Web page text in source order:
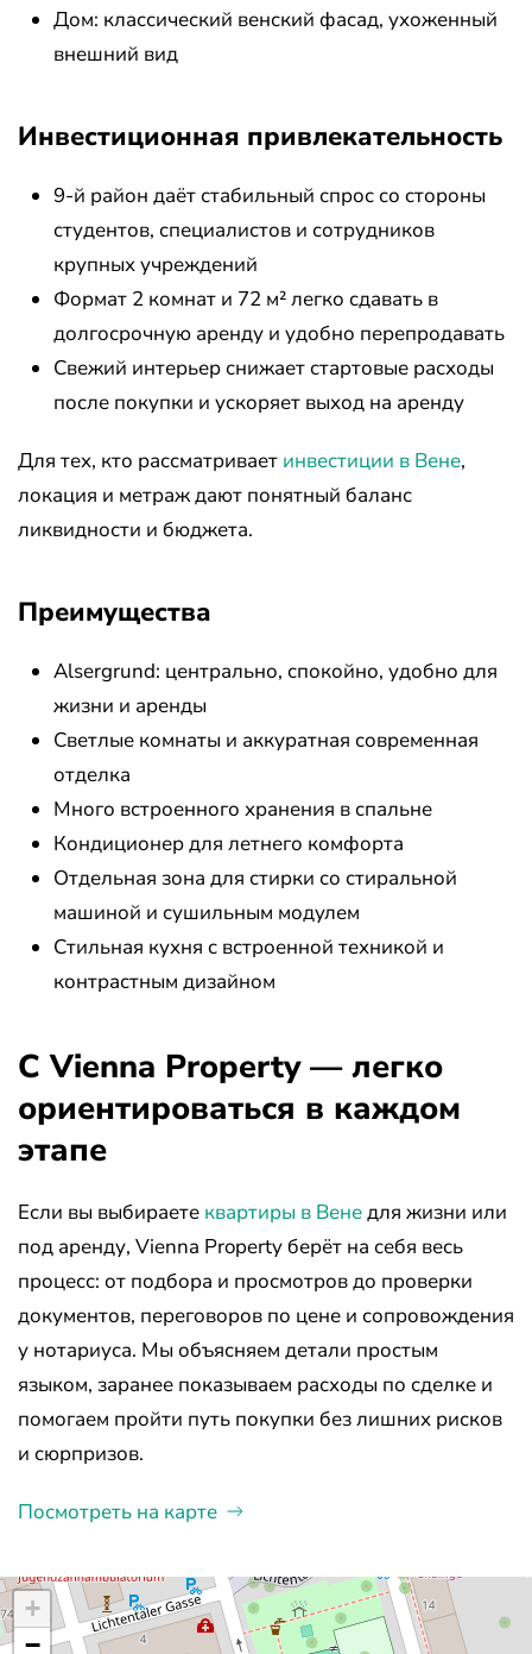
Дом: классический венский фасад, ухоженный
внешний вид
Инвестиционная привлекательность
9-й район даёт стабильный спрос со стороны
студентов, специалистов и сотрудников
крупных учреждений
Формат 2 комнат и 72 м² легко сдавать в
долгосрочную аренду и удобно перепродавать
Свежий интерьер снижает стартовые расходы
после покупки и ускоряет выход на аренду
Для тех, кто рассматривает инвестиции в Вене,
локация и метраж дают понятный баланс
ликвидности и бюджета.
Преимущества
Alsergrund: центрально, спокойно, удобно для
жизни и аренды
Светлые комнаты и аккуратная современная
отделка
Много встроенного хранения в спальне
Кондиционер для летнего комфорта
Отдельная зона для стирки со стиральной
машиной и сушильным модулем
Стильная кухня с встроенной техникой и
контрастным дизайном
С Vienna Property — легко
ориентироваться в каждом
этапе
Если вы выбираете квартиры в Венедля жизни или
под аренду, Vienna Property берёт на себя весь
процесс: от подбора и просмотров до проверки
документов, переговоров по цене и сопровождения
у нотариуса. Мы объясняем детали простым
языком, заранее показываем расходы по сделке и
помогаем пройти путь покупки без лишних рисков
и сюрпризов.
Посмотреть на карте
+
−